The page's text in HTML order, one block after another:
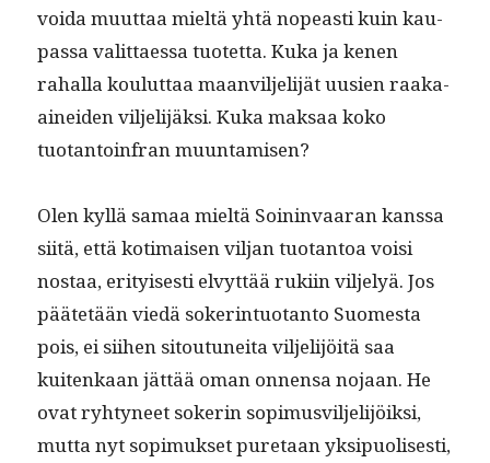
voi­da muut­taa mieltä yhtä nopeasti kuin kau­
pas­sa valit­taes­sa tuotet­ta. Kuka ja kenen
rahal­la koulut­taa maanvil­jeli­jät uusien raa­ka-
ainei­den vil­jeli­jäk­si. Kuka mak­saa koko
tuotan­toin­fran muuntamisen?
Olen kyl­lä samaa mieltä Soin­in­vaaran kanssa
siitä, että koti­maisen vil­jan tuotan­toa voisi
nos­taa, eri­tyis­es­ti elvyt­tää ruki­in vil­je­lyä. Jos
päätetään viedä sok­er­in­tuotan­to Suomes­ta
pois, ei siihen sitoutunei­ta vil­jeli­jöitä saa
kuitenkaan jät­tää oman onnen­sa nojaan. He
ovat ryhtyneet sok­erin sopimusvil­jeli­jöik­si,
mut­ta nyt sopimuk­set pure­taan yksipuolis­es­ti,